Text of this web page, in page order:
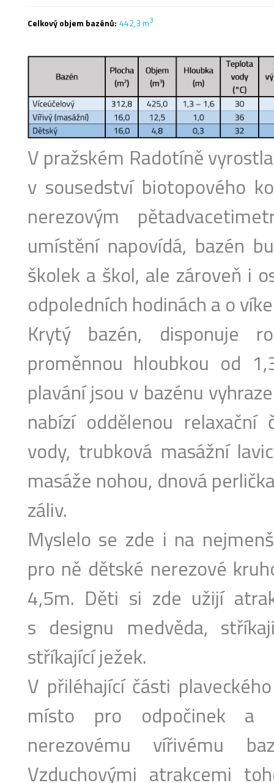
Celkový objem bazénů: 442,3 m3
V pražském Radotíně
v sousedství biotopového
nerezovým
umístění napovídá, bazén
školek a škol, ale zároveň i
odpoledních hodinách a o
Krytý bazén, disponuje
proměnnou hloubkou od
plavání jsou v bazénu
nabízí oddělenou
vody, trubková masážní
masáže nohou, dnová
záliv.
Myslelo se zde i na
pro ně dětské nerezové
4,5m. Děti si zde užijí
s designu medvěda,
stříkající ježek.
V přiléhající části
místo pro odpočinek a
nerezovému vířivému
Vzduchovými atrakcemi